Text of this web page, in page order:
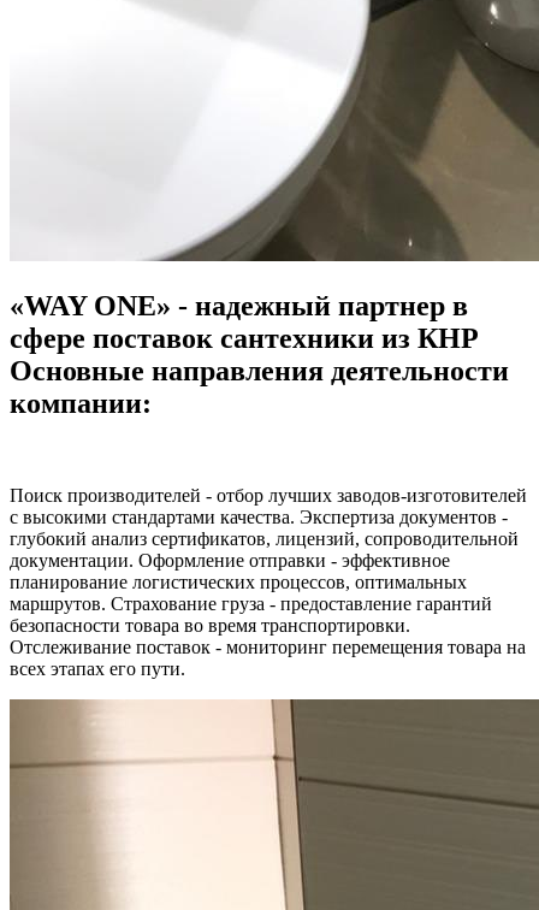
«WAY ONE» - надежный партнер в
сфере поставок сантехники из КНР
Основные направления деятельности
компании:
Поиск производителей - отбор лучших заводов-изготовителей
с высокими стандартами качества. Экспертиза документов -
глубокий анализ сертификатов, лицензий, сопроводительной
документации. Оформление отправки - эффективное
планирование логистических процессов, оптимальных
маршрутов. Страхование груза - предоставление гарантий
безопасности товара во время транспортировки.
Отслеживание поставок - мониторинг перемещения товара на
всех этапах его пути.